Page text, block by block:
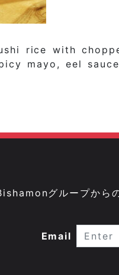
rice with
mayo, eel
グループから
Email